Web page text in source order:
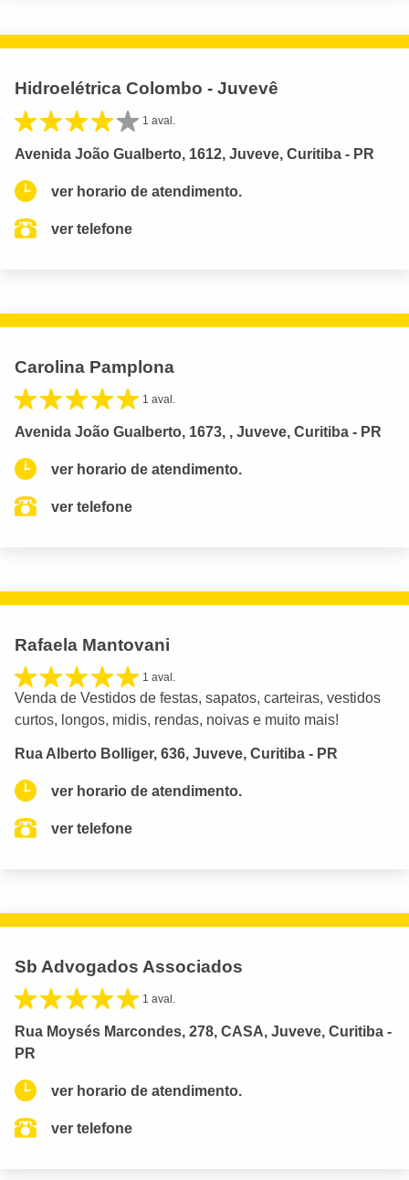
Hidroelétrica Colombo - Juvevê
1 aval.
Avenida João Gualberto, 1612, Juveve, Curitiba - PR
ver horario de atendimento.
ver telefone
Carolina Pamplona
1 aval.
Avenida João Gualberto, 1673, , Juveve, Curitiba - PR
ver horario de atendimento.
ver telefone
Rafaela Mantovani
1 aval.
Venda de Vestidos de festas, sapatos, carteiras, vestidos
curtos, longos, midis, rendas, noivas e muito mais!
Rua Alberto Bolliger, 636, Juveve, Curitiba - PR
ver horario de atendimento.
ver telefone
Sb Advogados Associados
1 aval.
Rua Moysés Marcondes, 278, CASA, Juveve, Curitiba -
PR
ver horario de atendimento.
ver telefone